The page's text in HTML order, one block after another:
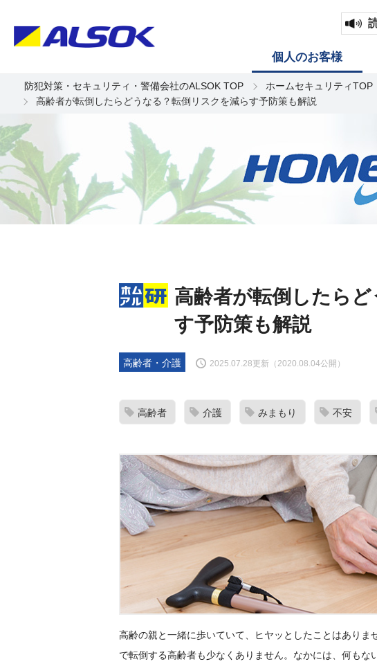
個人のお客様
防犯対策・セキュリティ・警備会社のALSOK TOP ホームセキュリティTOP
高齢者が転倒したらどうなる？転倒リスクを減らす予防策も解説
高齢者が転倒したら
す予防策も解説
高齢者・介護 2025.07.28更新（2020.08.04公開）
高齢者 介護 みまもり 不安
高齢の親と一緒に歩いていて、ヒヤッとしたことはあり
で転倒する高齢者も少なくありません。なかには、何も